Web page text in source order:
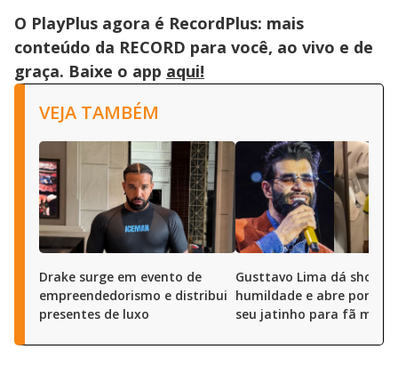
O PlayPlus agora é RecordPlus: mais
conteúdo da RECORD para você, ao vivo e de
graça. Baixe o app aqui!
VEJA TAMBÉM
Drake surge em evento de
empreendedorismo e distribui
presentes de luxo
Gusttavo Lima dá show
humildade e abre portas
seu jatinho para fã mirim